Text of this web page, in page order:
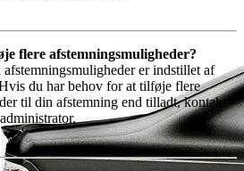
flere afstemningsmuligheder?
er indstillet af
du har behov for at tilføje flere
til din afstemning end tilladt, kontakt